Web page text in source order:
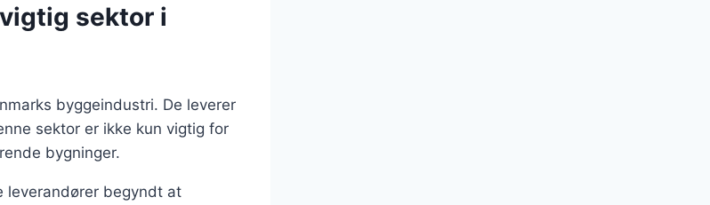
sektor i
byggeindustri. De leverer
sektor er ikke kun vigtig for
bygninger.
leverandører begyndt at